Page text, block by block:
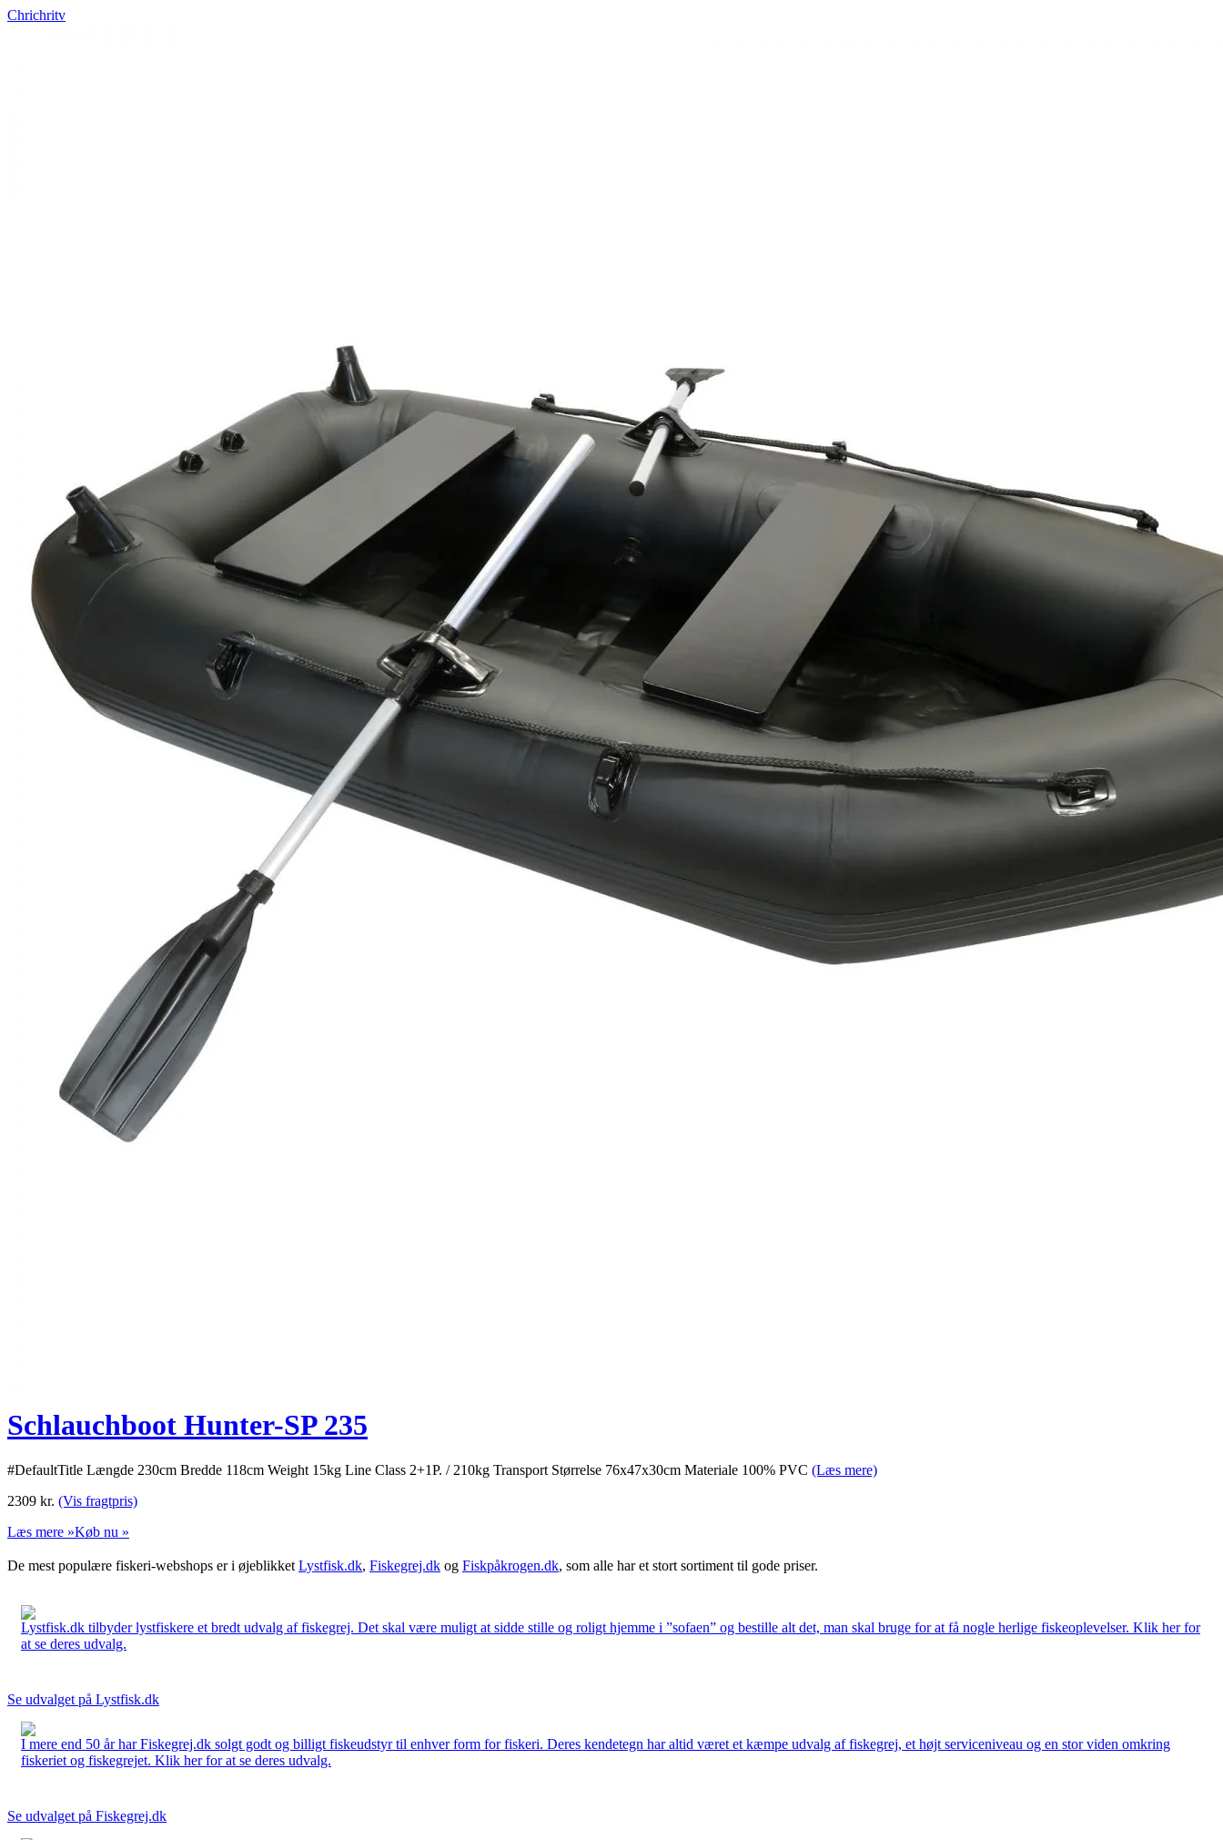
Chrichritv
Schlauchboot Hunter-SP 235
#DefaultTitle Længde 230cm Bredde 118cm Weight 15kg Line Class 2+1P. / 210kg Transport Størrelse 76x47x30cm Materiale 100% PVC (Læs mere)
2309 kr. (Vis fragtpris)
Læs mere »Køb nu »
De mest populære fiskeri-webshops er i øjeblikket Lystfisk.dk, Fiskegrej.dk og Fiskpåkrogen.dk, som alle har et stort sortiment til gode priser.
Lystfisk.dk tilbyder lystfiskere et bredt udvalg af fiskegrej. Det skal være muligt at sidde stille og roligt hjemme i ”sofaen” og bestille alt det, man skal bruge for at få nogle herlige fiskeoplevelser. Klik her for
at se deres udvalg.
Se udvalget på Lystfisk.dk
I mere end 50 år har Fiskegrej.dk solgt godt og billigt fiskeudstyr til enhver form for fiskeri. Deres kendetegn har altid været et kæmpe udvalg af fiskegrej, et højt serviceniveau og en stor viden omkring
fiskeriet og fiskegrejet. Klik her for at se deres udvalg.
Se udvalget på Fiskegrej.dk